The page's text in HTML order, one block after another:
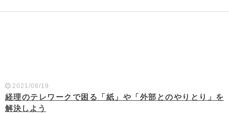
2021/08/19
経理のテレワークで困る「紙」や「外部とのやりとり」を
解決しよう